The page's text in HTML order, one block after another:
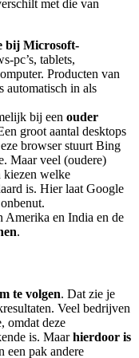
met die van
bij Microsoft-
pc’s, tablets,
Producten van
automatisch in als
bij een ouder
groot aantal desktops
browser stuurt Bing
Maar veel (oudere)
kiezen welke
is. Hier laat Google
en India en de
.
te volgen. Dat zie je
Veel bedrijven
omdat deze
is. Maarhierdoor is
een pak andere